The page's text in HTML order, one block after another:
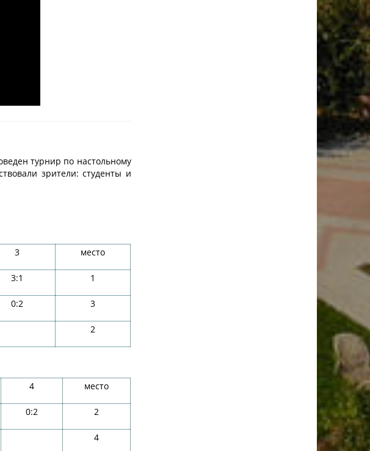
турнир по настольному
зрители: студенты и
3 место
3:1 1
0:2 3
2
4 место
0:2 2
4